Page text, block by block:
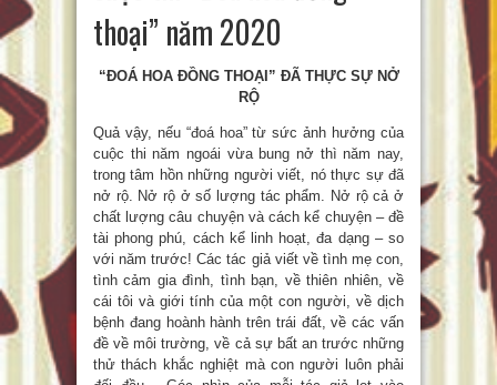
thoại” năm 2020
“ĐOÁ HOA ĐỒNG THOẠI” ĐÃ THỰC SỰ NỞ
RỘ
Quả vậy, nếu “đoá hoa” từ sức ảnh hưởng của
cuộc thi năm ngoái vừa bung nở thì năm nay,
trong tâm hồn những người viết, nó thực sự đã
nở rộ. Nở rộ ở số lượng tác phẩm. Nở rộ cả ở
chất lượng câu chuyện và cách kể chuyện – đề
tài phong phú, cách kể linh hoạt, đa dạng – so
với năm trước! Các tác giả viết về tình mẹ con,
tình cảm gia đình, tình bạn, về thiên nhiên, về
cái tôi và giới tính của một con người, về dịch
bệnh đang hoành hành trên trái đất, về các vấn
đề về môi trường, về cả sự bất an trước những
thử thách khắc nghiệt mà con người luôn phải